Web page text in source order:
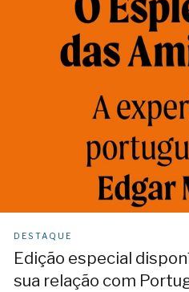
DESTAQUE
Edição especial
sua relação com